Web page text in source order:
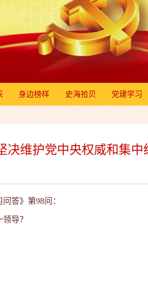
身边榜样 史海拾贝 党建学习
决维护党中央权威和集
答》第98问：
导？